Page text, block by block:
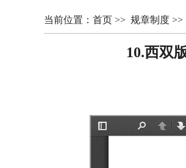
当前位置： 首页 >> 规章制度 >>
10.西双